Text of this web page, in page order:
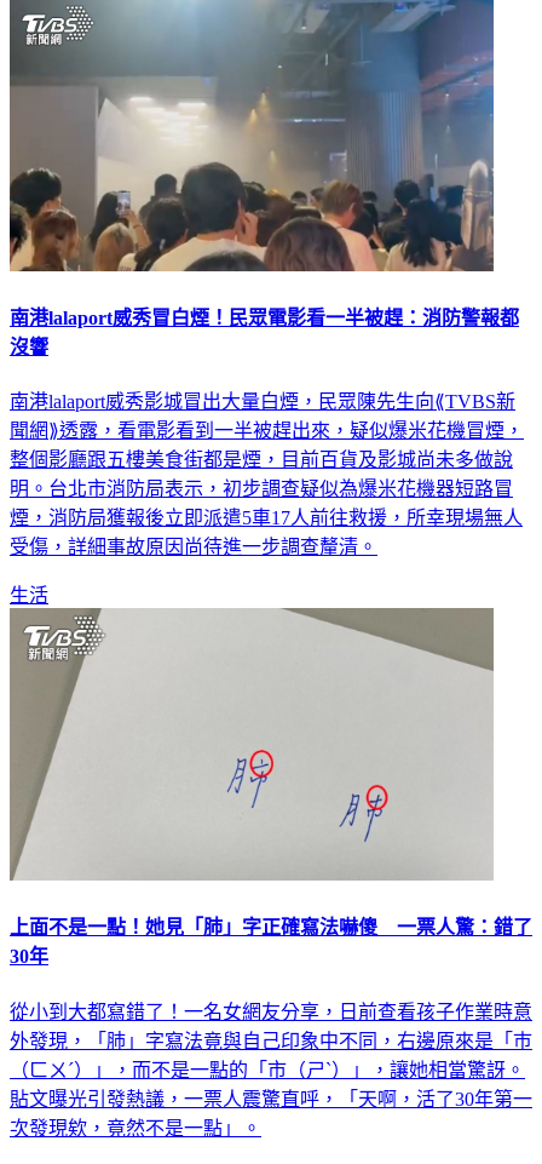
南港lalaport威秀冒白煙！民眾電影看一半被趕：消防警報都
沒響
南港lalaport威秀影城冒出大量白煙，民眾陳先生向⟪TVBS新
聞網⟫透露，看電影看到一半被趕出來，疑似爆米花機冒煙，
整個影廳跟五樓美食街都是煙，目前百貨及影城尚未多做說
明。台北市消防局表示，初步調查疑似為爆米花機器短路冒
煙，消防局獲報後立即派遣5車17人前往救援，所幸現場無人
受傷，詳細事故原因尚待進一步調查釐清。
生活
上面不是一點！她見「肺」字正確寫法嚇傻 一票人驚：錯了
30年
從小到大都寫錯了！一名女網友分享，日前查看孩子作業時意
外發現，「肺」字寫法竟與自己印象中不同，右邊原來是「巿
（ㄈㄨˊ）」，而不是一點的「市（ㄕˋ）」，讓她相當驚訝。
貼文曝光引發熱議，一票人震驚直呼，「天啊，活了30年第一
次發現欸，竟然不是一點」。